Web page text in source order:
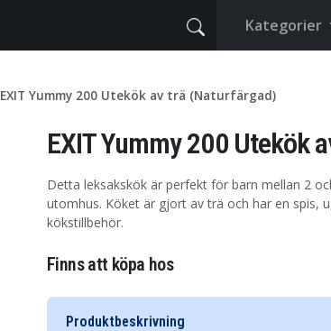
Kategorier
EXIT Yummy 200 Utekök av trä (Naturfärgad)
EXIT Yummy 200 Utekök
Detta leksakskök är perfekt för barn mellan 2
utomhus. Köket är gjort av trä och har en spis,
kökstillbehör.
Finns att köpa hos
Produktbeskrivning